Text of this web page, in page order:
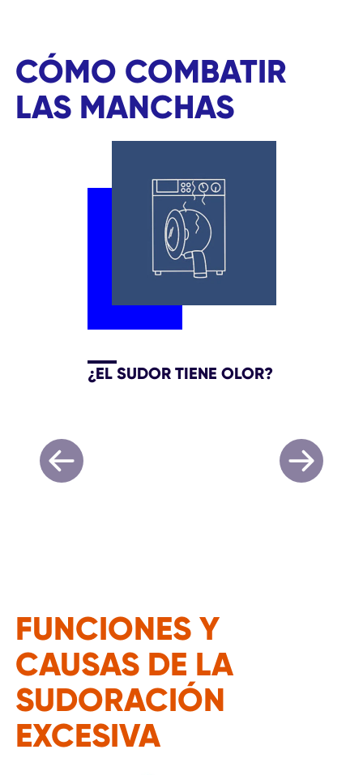
CÓMO COMBATIR
LAS MANCHAS
¿EL SUDOR TIENE OLOR?
FUNCIONES Y
CAUSAS DE LA
SUDORACIÓN
EXCESIVA